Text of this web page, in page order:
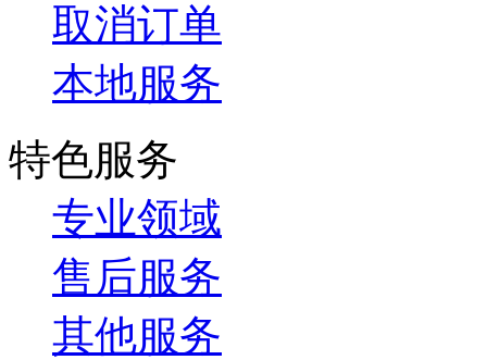
取消订单
本地服务
特色服务
专业领域
售后服务
其他服务